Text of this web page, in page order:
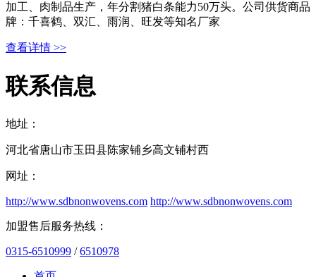
加工、肉制品生产，年分割猪白条能力50万头。公司供货商品
牌：千喜鹤、双汇、雨润、旺发等知名厂家
查看详情 >>
联系信息
地址：
河北省唐山市玉田县陈家铺乡高文铺村西
网址：
http://www.sdbnonwovens.com http://www.sdbnonwovens.com
加盟售后服务热线：
0315-6510999 /6510978